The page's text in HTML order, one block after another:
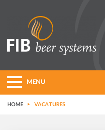
MENU
HOME VACATURES